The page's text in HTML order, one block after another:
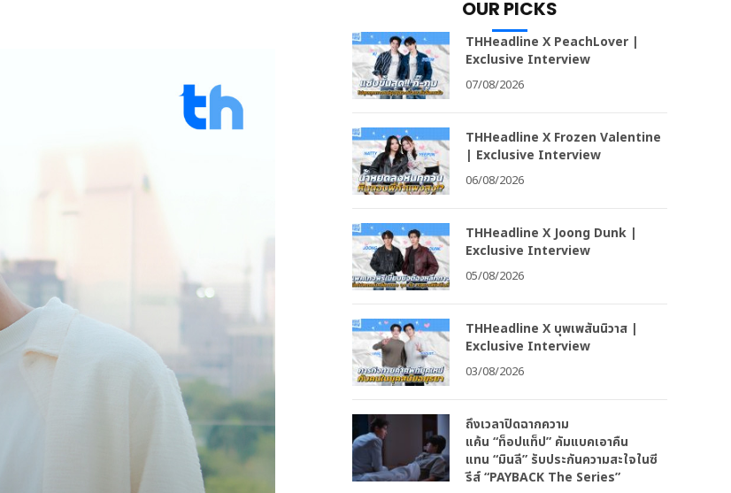
OUR PICKS
THHeadline X PeachLover |
Exclusive Interview
07/08/2026
THHeadline X Frozen Valentine
| Exclusive Interview
06/08/2026
THHeadline X Joong Dunk |
Exclusive Interview
05/08/2026
THHeadline X บุพเพสันนิวาส |
Exclusive Interview
03/08/2026
ถึงเวลาปิดฉากความ
แค้น “ท็อปแท็ป” คัมแบคเอาคืน
แทน “มินลี” รับประกันความสะใจในซี
รีส์ “PAYBACK The Series”